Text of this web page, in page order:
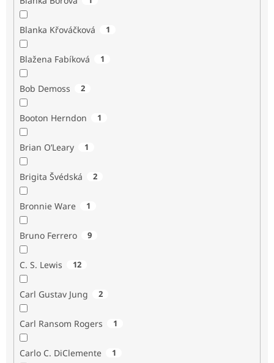
Blanka Křováčková 1
Blažena Fabíková 1
Bob Demoss 2
Booton Herndon 1
Brian O’Leary 1
Brigita Švédská 2
Bronnie Ware 1
Bruno Ferrero 9
C. S. Lewis 12
Carl Gustav Jung 2
Carl Ransom Rogers 1
Carlo C. DiClemente 1